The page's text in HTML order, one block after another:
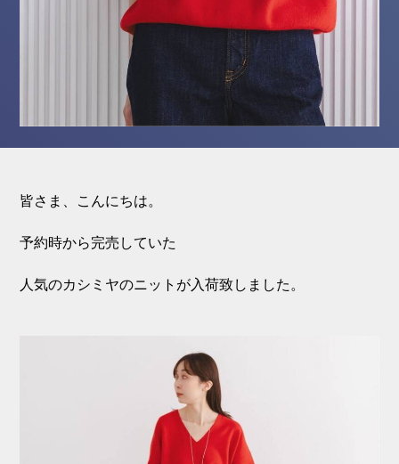
皆さま、こんにちは。
予約時から完売していた
人気のカシミヤのニットが入荷致しました。